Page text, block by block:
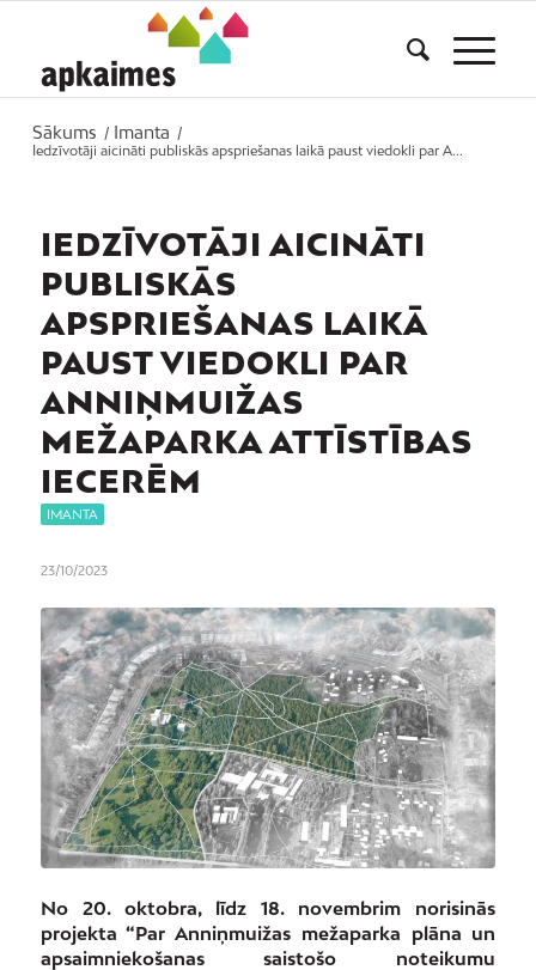
Sākums / Imanta
/
Iedzīvotāji aicināti publiskās apspriešanas laikā paust viedokli par A...
IEDZĪVOTĀJI AICINĀTI
PUBLISKĀS
APSPRIEŠANAS LAIKĀ
PAUST VIEDOKLI PAR
ANNIŅMUIŽAS
MEŽAPARKA ATTĪSTĪBAS
IECERĒM
IMANTA
23/10/2023
No 20. oktobra, līdz 18. novembrim norisinās
projekta “Par Anniņmuižas mežaparka plāna un
apsaimniekošanas saistošo noteikumu